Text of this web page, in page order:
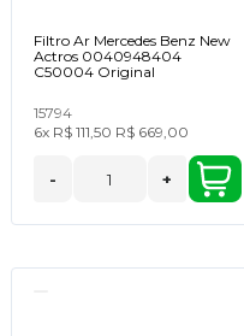
Filtro Ar Mercedes Benz New
Actros 0040948404
C50004 Original
15794
6x R$ 111,50 R$ 669,00
- +